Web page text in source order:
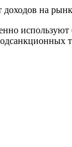
на
используют